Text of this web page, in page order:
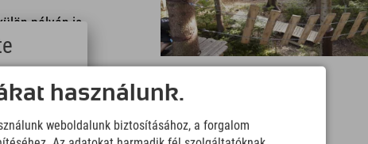
pályán is
nyaraláshoz,
használunk.
weboldalunk biztosításához, a forgalom